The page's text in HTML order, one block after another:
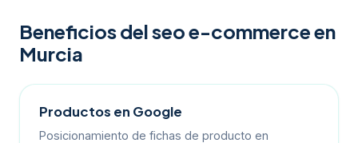
Beneficios del seo e-commerce en
Murcia
Productos en Google
Posicionamiento de fichas de producto en